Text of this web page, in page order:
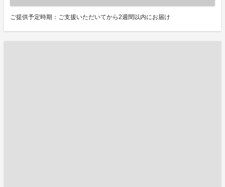
ご提供予定時期：ご支援いただいてから2週間以内にお届け